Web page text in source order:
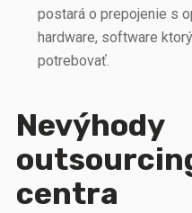
postará o prepojenie s
hardware, software
potrebovať.
Nevýhody
centra